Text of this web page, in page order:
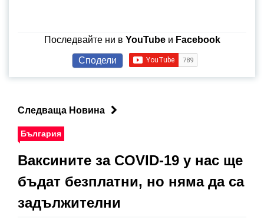
Последвайте ни в YouTubeи Facebook
Сподели
Следваща Новина
България
Ваксините за COVID-19 у нас ще
бъдат безплатни, но няма да са
задължителни